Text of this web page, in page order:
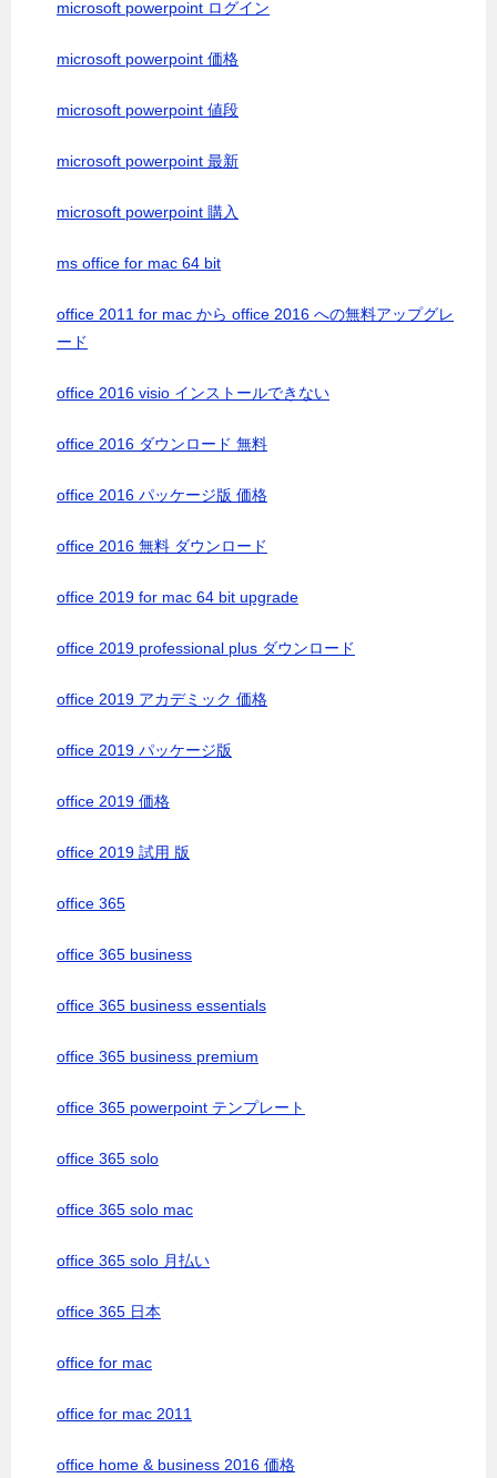
microsoft powerpoint ログイン
microsoft powerpoint 価格
microsoft powerpoint 値段
microsoft powerpoint 最新
microsoft powerpoint 購入
ms office for mac 64 bit
office 2011 for mac から office 2016 への無料アップグレ
ード
office 2016 visio インストールできない
office 2016 ダウンロード 無料
office 2016 パッケージ版 価格
office 2016 無料 ダウンロード
office 2019 for mac 64 bit upgrade
office 2019 professional plus ダウンロード
office 2019 アカデミック 価格
office 2019 パッケージ版
office 2019 価格
office 2019 試用 版
office 365
office 365 business
office 365 business essentials
office 365 business premium
office 365 powerpoint テンプレート
office 365 solo
office 365 solo mac
office 365 solo 月払い
office 365 日本
office for mac
office for mac 2011
office home & business 2016 価格